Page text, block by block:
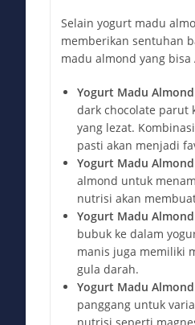
Selain yogurt madu
memberikan sentuhan
madu almond yang bisa
Yogurt Madu
dark chocolate parut
yang lezat.
pasti akan menjadi
Yogurt Madu
almond untuk
nutrisi akan
Yogurt Madu
bubuk ke dalam
manis juga memiliki
gula darah.
Yogurt Madu
panggang untuk